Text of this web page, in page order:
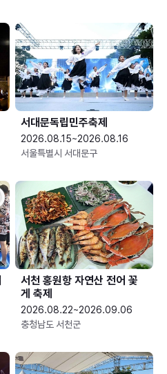
서대문독립민주축제
2026.08.15~2026.08.16
서울특별시 서대문구
서천 홍원항 자연산 전어 꽃
게 축제
2026.08.22~2026.09.06
충청남도 서천군